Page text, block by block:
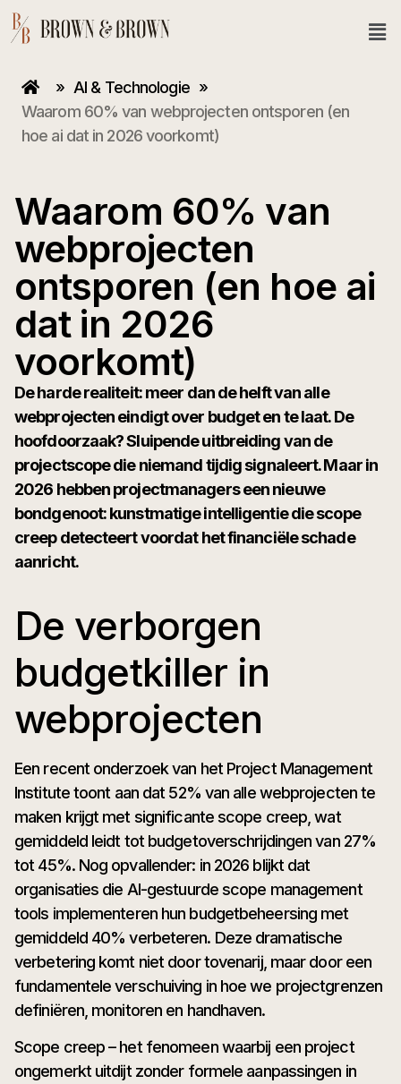
» AI & Technologie »
Waarom 60% van webprojecten ontsporen (en
hoe ai dat in 2026 voorkomt)
Waarom 60% van
webprojecten
ontsporen (en hoe ai
dat in 2026
voorkomt)
De harde realiteit: meer dan de helft van alle
webprojecten eindigt over budget en te laat. De
hoofdoorzaak? Sluipende uitbreiding van de
projectscope die niemand tijdig signaleert. Maar in
2026 hebben projectmanagers een nieuwe
bondgenoot: kunstmatige intelligentie die scope
creep detecteert voordat het financiële schade
aanricht.
De verborgen
budgetkiller in
webprojecten
Een recent onderzoek van het Project Management
Institute toont aan dat 52% van alle webprojecten te
maken krijgt met significante scope creep, wat
gemiddeld leidt tot budgetoverschrijdingen van 27%
tot 45%. Nog opvallender: in 2026 blijkt dat
organisaties die AI-gestuurde scope management
tools implementeren hun budgetbeheersing met
gemiddeld 40% verbeteren. Deze dramatische
verbetering komt niet door tovenarij, maar door een
fundamentele verschuiving in hoe we projectgrenzen
definiëren, monitoren en handhaven.
Scope creep – het fenomeen waarbij een project
ongemerkt uitdijt zonder formele aanpassingen in